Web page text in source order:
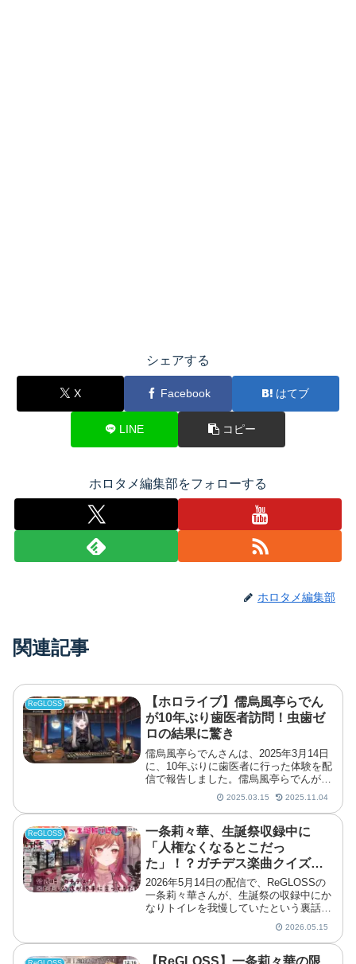
シェアする
X Facebook はてブ
LINE コピー
ホロタメ編集部をフォローする
ホロタメ編集部
関連記事
ReGLOSS
【ホロライブ】儒烏風亭らでん
が10年ぶり歯医者訪問！虫歯ゼ
ロの結果に驚き
儒烏風亭らでんさんは、2025年3月14日
に、10年ぶりに歯医者に行った体験を配
信で報告しました。儒烏風亭らでんが10
年ぶりの歯医者体験儒烏風亭らでんさん
が、2025年3月14日のゲリラ配信で、10
年ぶりに歯医者に行ったことを報告しま
した。...
2025.03.15 2025.11.04
ReGLOSS
一条莉々華、生誕祭収録中に
「人権なくなるとこだっ
た」！？ガチデス楽曲クイズ裏
で起きていた焦り
2026年5月14日の配信で、ReGLOSSの
一条莉々華さんが、生誕祭の収録中にか
なりトイレを我慢していたという裏話を
明かしました。楽曲タイトルを当てるク
イズの場面で本人は相当焦っていたそう
で、「人権なくなるとこだった」と振り
返っています。...
2026.05.15
【ReGLOSS】一条莉々華の限